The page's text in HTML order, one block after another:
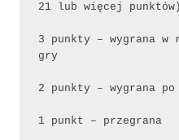
21 lub więcej
3 punkty – wygrana w
gry
2 punkty – wygrana po
1 punkt – przegrana